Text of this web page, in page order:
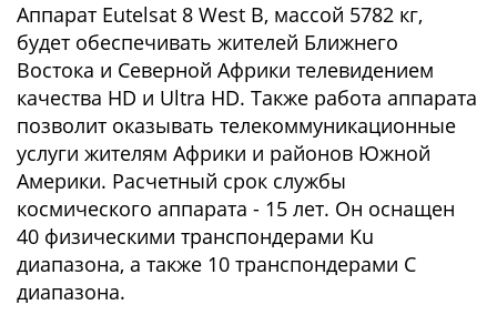
Аппарат Eutelsat 8 West B, массой 5782 кг,
будет обеспечивать жителей Ближнего
Востока и Северной Африки телевидением
качества HD и Ultra HD. Также работа аппарата
позволит оказывать телекоммуникационные
услуги жителям Африки и районов Южной
Америки. Расчетный срок службы
космического аппарата - 15 лет. Он оснащен
40 физическими транспондерами Ku
диапазона, а также 10 транспондерами C
диапазона.